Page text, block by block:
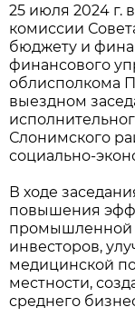
25 июля 2024 г.
комиссии
бюджету и
финансового
облисполкома
выездном
Слонимского
социально-
В ходе
повышения
промышленной
инвесторов,
медицинской
местности,
среднего